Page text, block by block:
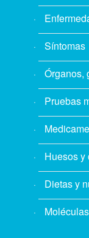
Síntomas
Órganos,
Pruebas
Huesos y
Dietas y